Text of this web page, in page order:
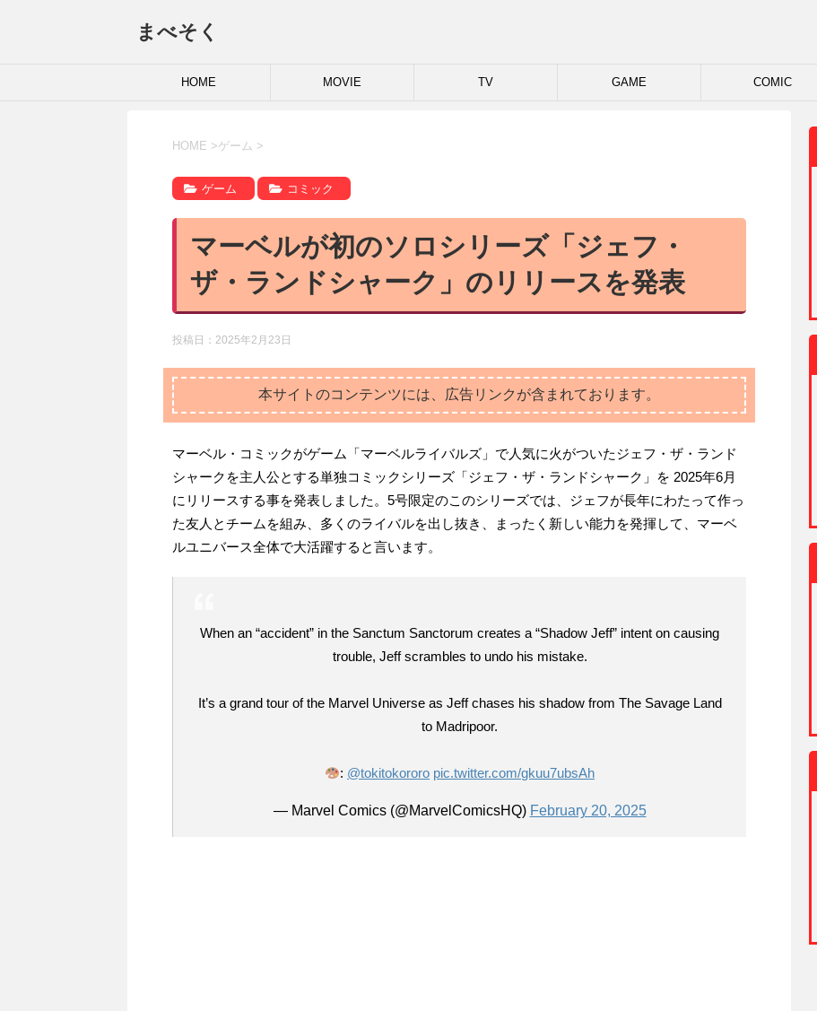
まべそく
HOME MOVIE TV GAME COMIC
HOME >ゲーム >
ゲーム コミック
マーベルが初のソロシリーズ「ジェフ・
ザ・ランドシャーク」のリリースを発表
投稿日： 2025年2月23日
本サイトのコンテンツには、広告リンクが含まれております。
マーベル・コミックがゲーム「マーベルライバルズ」で人気に火がついたジェフ・ザ・ランド
シャークを主人公とする単独コミックシリーズ「ジェフ・ザ・ランドシャーク」を 2025年6月
にリリースする事を発表しました。5号限定のこのシリーズでは、ジェフが長年にわたって作っ
た友人とチームを組み、多くのライバルを出し抜き、まったく新しい能力を発揮して、マーベ
ルユニバース全体で大活躍すると言います。
When an “accident” in the Sanctum Sanctorum creates a “Shadow Jeff” intent on causing
trouble, Jeff scrambles to undo his mistake.
It’s a grand tour of the Marvel Universe as Jeff chases his shadow from The Savage Land
to Madripoor.
: @tokitokororo pic.twitter.com/gkuu7ubsAh
— Marvel Comics (@MarvelComicsHQ) February 20, 2025